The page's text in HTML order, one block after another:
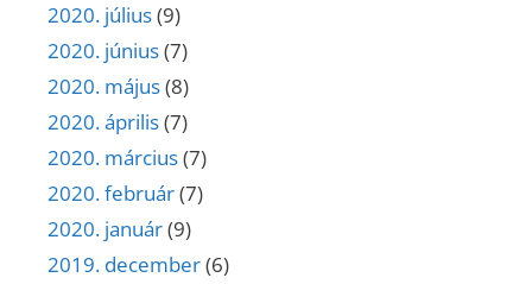
2020. július(9)
2020. június(7)
2020. május(8)
2020. április(7)
2020. március(7)
2020. február(7)
2020. január(9)
2019. december(6)